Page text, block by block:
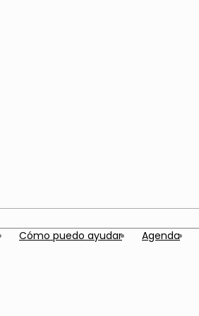
Cómo puedo ayudar Agenda